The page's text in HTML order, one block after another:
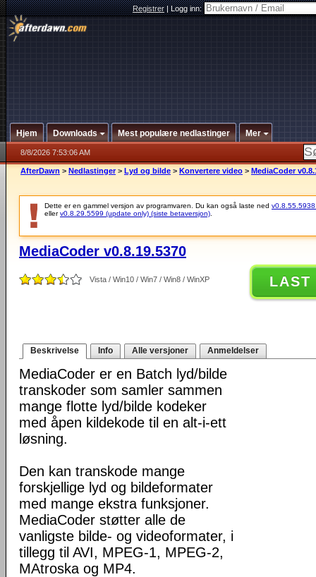
Registrer|Logg inn:
Hjem Downloads Mest populære nedlastinger Mer
8/8/2026 7:53:06 AM
AfterDawn > Nedlastinger > Lyd og bilde > Konvertere video > MediaCoder
Dette er en gammel versjon av programvaren. Du kan også laste ned v0.8.55.5938
ellerv0.8.29.5599 (update only) (siste betaversjon)
MediaCoder v0.8.19.5370
Vista / Win10 / Win7 / Win8 / WinXP LAST
Beskrivelse Info Alle versjoner Anmeldelser
MediaCoder er en Batch lyd/bilde
transkoder som samler sammen
mange flotte lyd/bilde kodeker
med åpen kildekode til en alt-i-ett
løsning.
Den kan transkode mange
forskjellige lyd og bildeformater
med mange ekstra funksjoner.
MediaCoder støtter alle de
vanligste bilde- og videoformater, i
tillegg til AVI, MPEG-1, MPEG-2,
MAtroska og MP4.